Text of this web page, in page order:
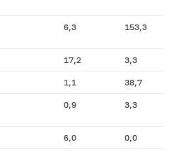
6,3 153,3
17,2 3,3
1,1 38,7
0,9 3,3
6,0 0,0